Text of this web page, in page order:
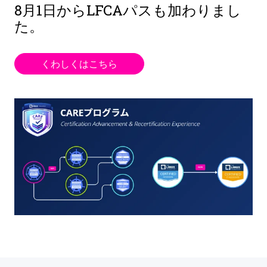
8月1日からLFCAパスも加わりまし
た。
くわしくはこちら